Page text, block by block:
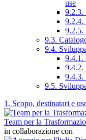
use
9.2.3.
9.2.4.
9.2.5.
9.3.
9.4.
9.4.1.
9.4.2.
9.4.3.
9.5.
1. Scopo, destinatari e
Team per la
in collaborazione con